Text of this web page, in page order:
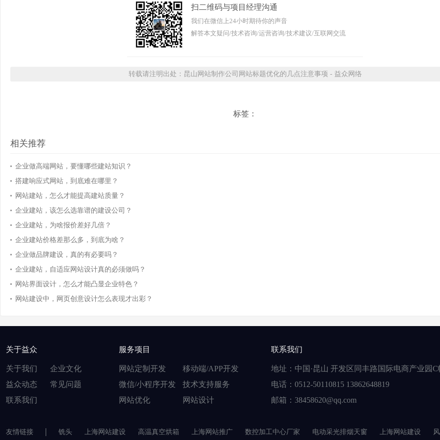
扫二维码与项目经理沟通
我们在微信上24小时期待你的声音
解答本文疑问/技术咨询/运营咨询/技术建议/互联网交流
转载请注明出处：昆山网站制作公司网站标题优化的几点注意事项 - 益众网络
标签：
相关推荐
企业做高端网站，要懂哪些建站知识？
搭建响应式网站，到底难在哪里？
网站建站，怎么才能提高建站质量？
企业建站，该怎么选靠谱的建设公司？
企业建站，为啥报价差好几倍？
企业建站价格差那么多，到底为啥？
企业做品牌建设，真的有必要吗？
企业建站，自适应网站设计真的必须做吗？
网站界面设计，怎么才能凸显企业特色？
网站建设中，网页创意设计怎么表现才出彩？
关于益众
关于我们
企业文化
益众动态
常见问题
联系我们
服务项目
网站定制开发
移动端/APP开发
微信/小程序开发
技术支持服务
网站优化
网站设计
联系我们
地址：中国·昆山 开发区同丰路国际电商产业园C
电话：0512-50110815 13862648819
邮箱：38458620@qq.com
友情链接 铣头 上海网站建设 高温真空烘箱 上海网站推广 数控加工中心厂家 电动采光排烟天窗 上海网站建设